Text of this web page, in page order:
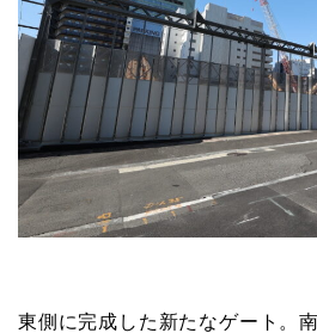
東側に完成した新たなゲート。